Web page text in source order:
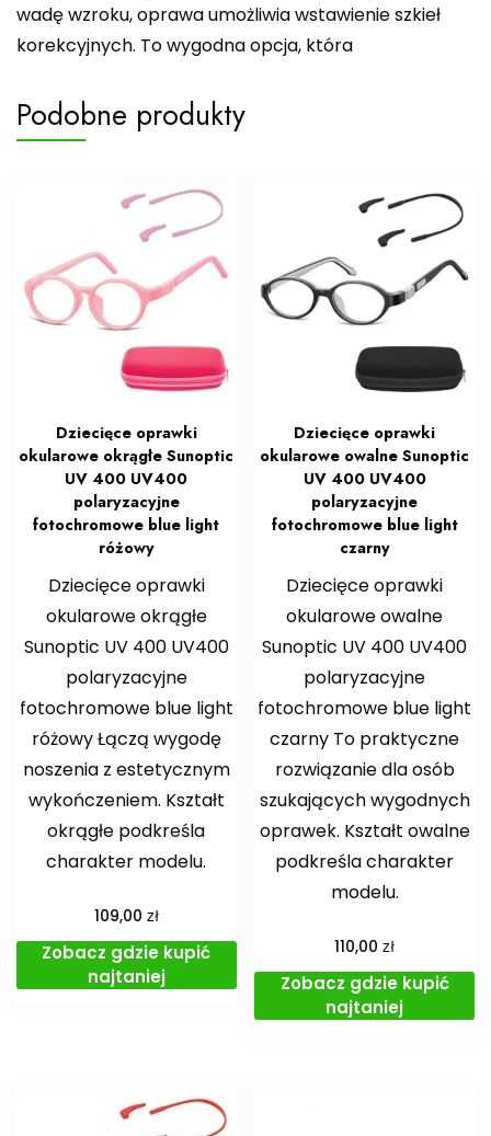
wadę wzroku, oprawa umożliwia wstawienie szkieł
korekcyjnych. To wygodna opcja, która
Podobne produkty
Dziecięce oprawki
okularowe okrągłe Sunoptic
UV 400 UV400
polaryzacyjne
fotochromowe blue light
różowy
Dziecięce oprawki
okularowe okrągłe
Sunoptic UV 400 UV400
polaryzacyjne
fotochromowe blue light
różowy Łączą wygodę
noszenia z estetycznym
wykończeniem. Kształt
okrągłe podkreśla
charakter modelu.
109,00 zł
Zobacz gdzie kupić
najtaniej
Dziecięce oprawki
okularowe owalne Sunoptic
UV 400 UV400
polaryzacyjne
fotochromowe blue light
czarny
Dziecięce oprawki
okularowe owalne
Sunoptic UV 400 UV400
polaryzacyjne
fotochromowe blue light
czarny To praktyczne
rozwiązanie dla osób
szukających wygodnych
oprawek. Kształt owalne
podkreśla charakter
modelu.
110,00zł
Zobacz gdzie kupić
najtaniej